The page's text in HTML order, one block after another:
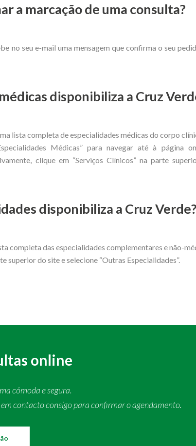
a marcação de uma consulta?
no seu e-mail uma mensagem que confirma o seu
disponibiliza a Cruz
lista completa de especialidades médicas do corpo
Médicas” para navegar até à página
clique em “Serviços Clínicos” na parte
disponibiliza a Cruz Verde?
completa das especialidades complementares e não-
superior do site e selecione “Outras Especialidades”.
online
cómoda e segura.
contacto consigo para confirmar o agendamento.